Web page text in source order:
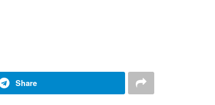
Share